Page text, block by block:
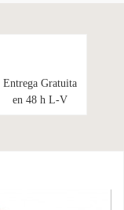
Entrega Gratuita
en 48 h L-V